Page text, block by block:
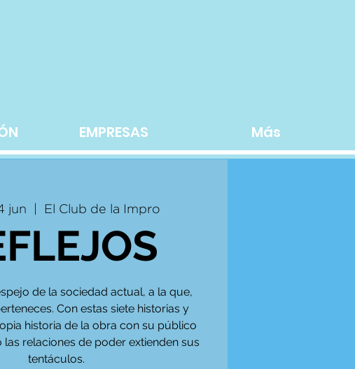
EMPRESAS Más
jun El Club de la Impro
de la sociedad actual, a la que,
Con estas siete historias y
historia de la obra con su público
relaciones de poder extienden sus
tentáculos.